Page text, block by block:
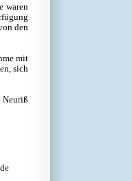
waren
den
mit
sich